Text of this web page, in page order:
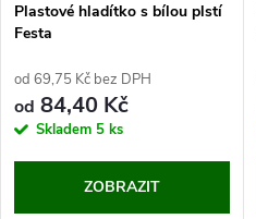
Plastové hladítko s bílou plstí
Festa
od 69,75 Kč bez DPH
od 84,40 Kč
Skladem 5 ks
ZOBRAZIT